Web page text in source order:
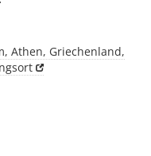
Athen, Griechenland,